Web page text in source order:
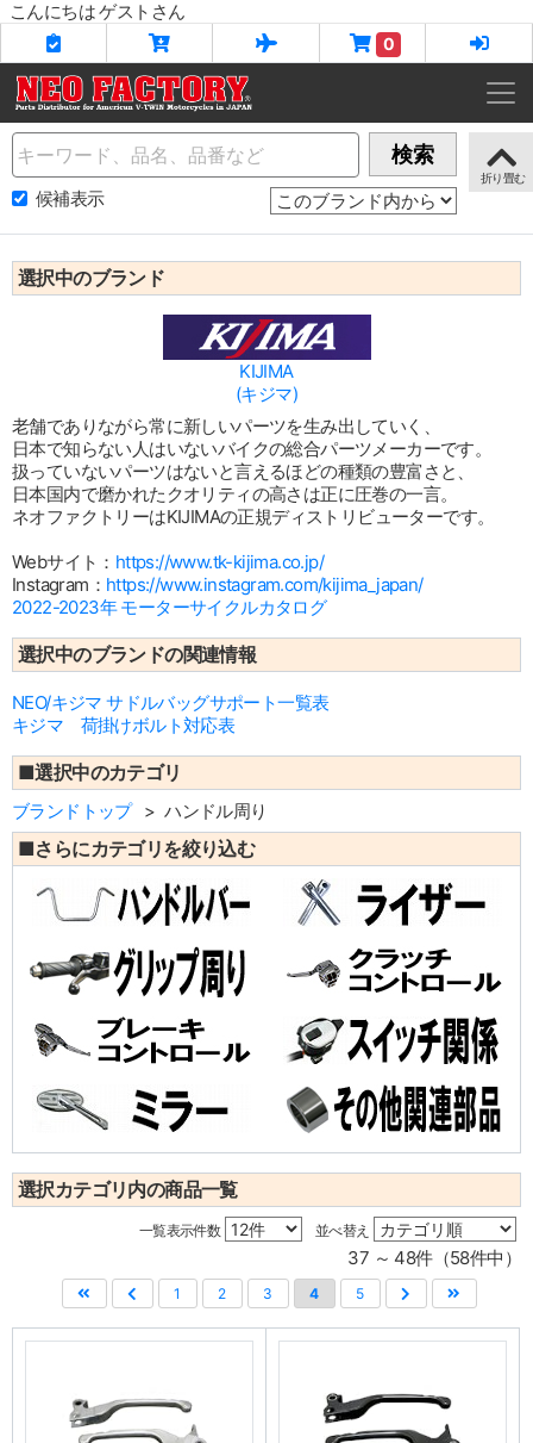
こんにちは ゲストさん
0
Name 検索
候補表示
選択中のブランド
KIJIMA
(キジマ)
老舗でありながら常に新しいパーツを生み出していく、
日本で知らない人はいないバイクの総合パーツメーカーです。
扱っていないパーツはないと言えるほどの種類の豊富さと、
日本国内で磨かれたクオリティの高さは正に圧巻の一言。
ネオファクトリーはKIJIMAの正規ディストリビューターです。
Webサイト： https://www.tk-kijima.co.jp/
Instagram： https://www.instagram.com/kijima_japan/
2022-2023年 モーターサイクルカタログ
選択中のブランドの関連情報
NEO/キジマ サドルバッグサポート一覧表
キジマ 荷掛けボルト対応表
■選択中のカテゴリ
ブランドトップ ハンドル周り
■さらにカテゴリを絞り込む
選択カテゴリ内の商品一覧
一覧表示件数 並べ替え
37 ～ 48件（58件中）
1 2 3 4 5